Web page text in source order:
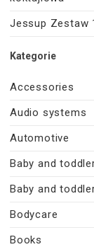
Jessup Zestaw
Kategorie
Accessories
Audio systems
Automotive
Baby and
Baby and
Bodycare
Books